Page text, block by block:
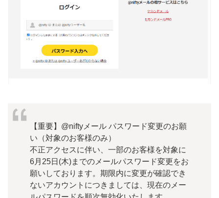
【重要】@niftyメール パスワード変更のお願
い（対象のお客様のみ）
不正アクセスに伴い、一部のお客様を対象に
6月25日(木)までのメールパスワード変更をお
願いしております。期限内に変更が確認でき
ないアカウントにつきましては、現在のメー